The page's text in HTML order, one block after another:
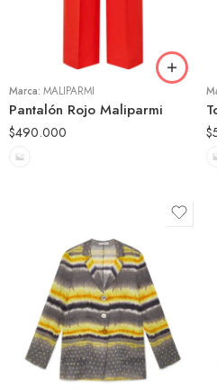
Marca: MALIPARMI
Pantalón Rojo Maliparmi
$490.000 $
42
44